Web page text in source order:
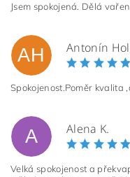
Jsem spokojená. Dělá
AH Antonín
Spokojenost.Poměr kvalita
A Alena K.
Velká spokojenost a